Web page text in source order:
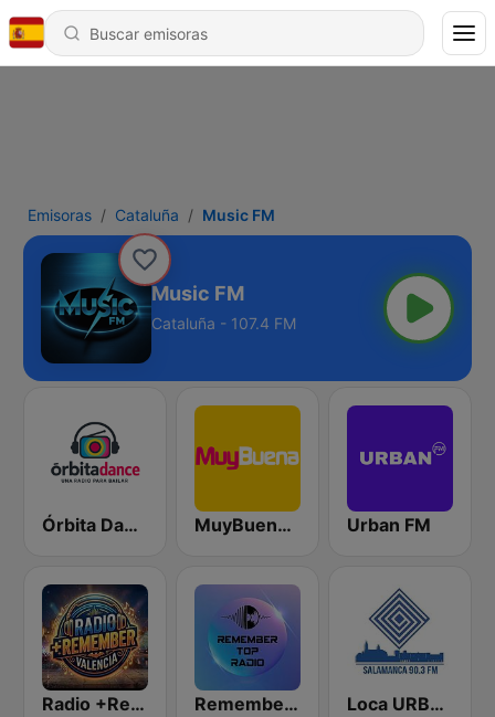
Emisoras Cataluña Music FM
Music FM
Cataluña - 107.4 FM
Órbita Dance MuyBuena Benidorm Urban FM
Radio +Remember Valencia Remember Top Radio Loca URBAN Salamanca